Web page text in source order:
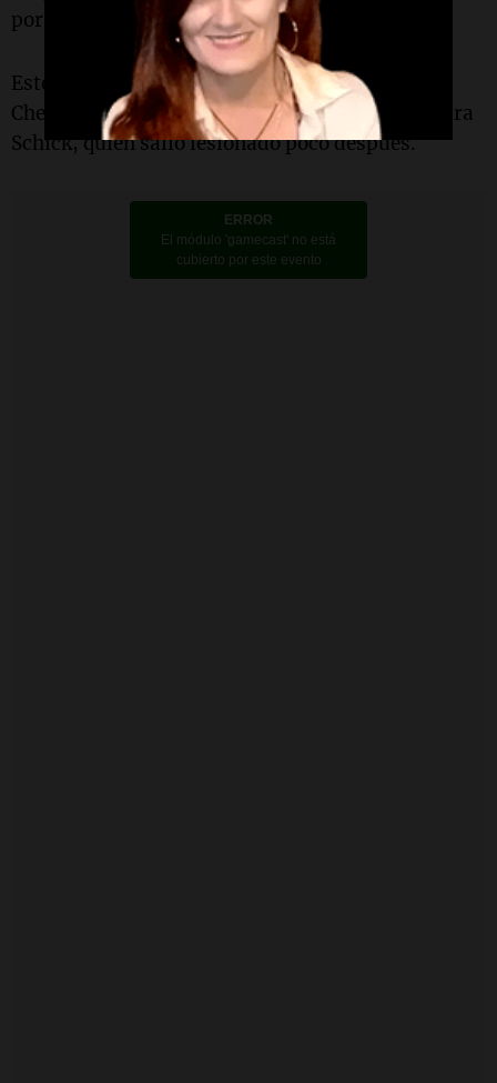
por Schick con el torso.
Este gol reavivó las esperanzas de la República
Checa, pero también marcó el fin del partido para
Schick, quien salió lesionado poco después.